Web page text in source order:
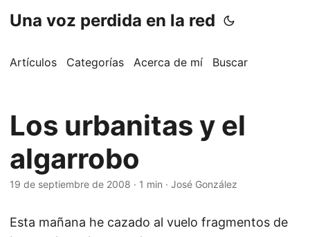
Una voz perdida en la red
Artículos Categorías Acerca de mí Buscar
Los urbanitas y el
algarrobo
19 de septiembre de 2008 · 1 min · José González
Esta mañana he cazado al vuelo fragmentos de